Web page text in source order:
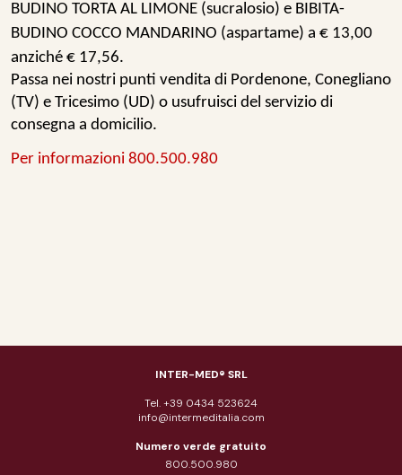
BUDINO TORTA AL LIMONE (sucralosio) e BIBITA-
BUDINO COCCO MANDARINO (aspartame) a € 13,00
anziché € 17,56.
Passa nei nostri punti vendita di Pordenone, Conegliano
(TV) e Tricesimo (UD) o usufruisci del servizio di
consegna a domicilio.
Per informazioni 800.500.980
INTER-MED® SRL
Tel. +39 0434 523624
info@intermeditalia.com
Numero verde gratuito
800.500.980